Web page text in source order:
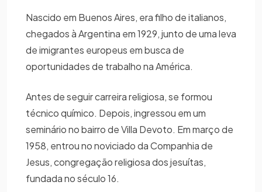
Nascido em Buenos Aires, era filho de italianos,
chegados à Argentina em 1929, junto de uma leva
de imigrantes europeus em busca de
oportunidades de trabalho na América.
Antes de seguir carreira religiosa, se formou
técnico químico. Depois, ingressou em um
seminário no bairro de Villa Devoto. Em março de
1958, entrou no noviciado da Companhia de
Jesus, congregação religiosa dos jesuítas,
fundada no século 16.